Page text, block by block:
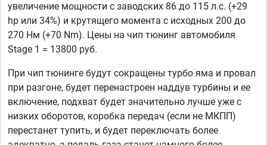
увеличение мощности с заводских 86 до 115 л.с. (+29
hp или 34%) и крутящего момента с исходных 200 до
270 Нм (+70 Nm). Цены на чип тюнинг автомобиля
Stage 1 = 13800 руб.
При чип тюнинге будут сокращены турбо яма и провал
при разгоне, будет перенастроен наддув турбины и ее
включение, подхват будет значительно лучше уже с
низких оборотов, коробка передач (если не МКПП)
перестанет тупить, и будет переключать более